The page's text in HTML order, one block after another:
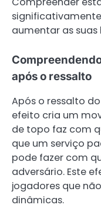
aumentar as
após o ressalto
Após o ressalto
efeito cria um
de topo faz com
que um serviço
pode fazer com
adversário. Este
jogadores que
dinâmicas.